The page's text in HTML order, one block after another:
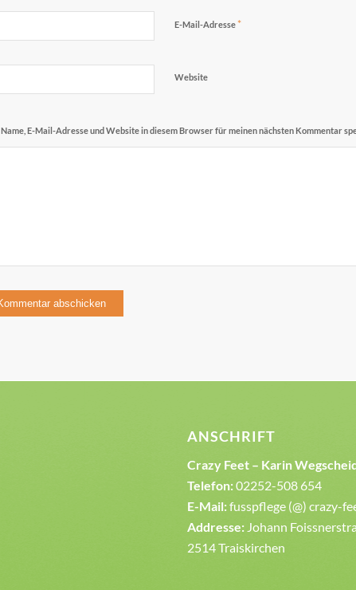
E-Mail-Adresse *
Website
Name, E-Mail-Adresse und Website in diesem Browser für meinen nächsten Kommentar
ANSCHRIFT
Crazy Feet – Karin
Telefon:02252-508 654
E-Mail:fusspflege (@) crazy-
Addresse: Johann
2514 Traiskirchen